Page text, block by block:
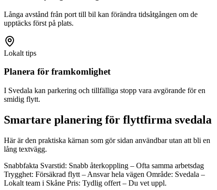
Långa avstånd från port till bil kan förändra tidsåtgången om de
upptäcks först på plats.
Lokalt tips
Planera för framkomlighet
I Svedala kan parkering och tillfälliga stopp vara avgörande för en
smidig flytt.
Smartare planering för flyttfirma svedala
Här är den praktiska kärnan som gör sidan användbar utan att bli en
lång textvägg.
Snabbfakta Svarstid: Snabb återkoppling – Ofta samma arbetsdag
Trygghet: Försäkrad flytt – Ansvar hela vägen Område: Svedala –
Lokalt team i Skåne Pris: Tydlig offert – Du vet uppl.